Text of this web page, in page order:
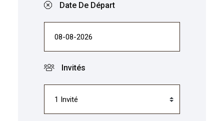
Date De Départ
Invités